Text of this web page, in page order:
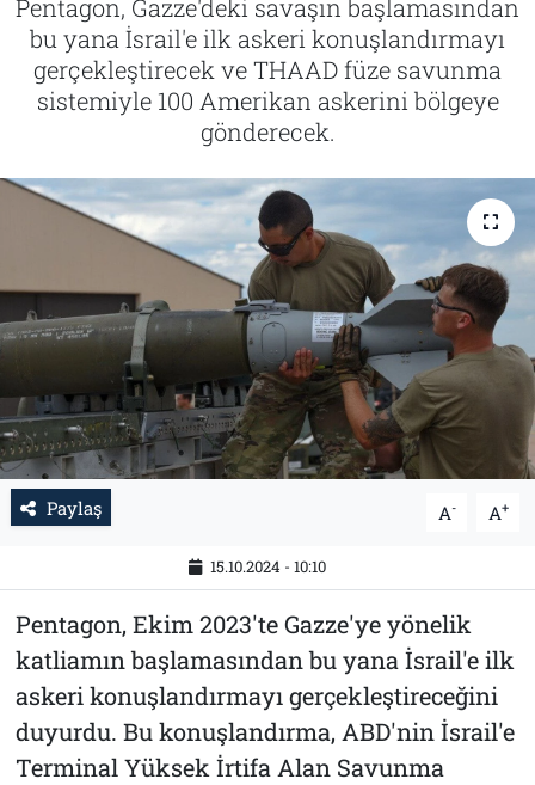
Pentagon, Gazze'deki savaşın başlamasından
bu yana İsrail'e ilk askeri konuşlandırmayı
gerçekleştirecek ve THAAD füze savunma
sistemiyle 100 Amerikan askerini bölgeye
gönderecek.
Paylaş A- A+
15.10.2024 - 10:10
Pentagon, Ekim 2023'te Gazze'ye yönelik
katliamın başlamasından bu yana İsrail'e ilk
askeri konuşlandırmayı gerçekleştireceğini
duyurdu. Bu konuşlandırma, ABD'nin İsrail'e
Terminal Yüksek İrtifa Alan Savunma
Tarih
İletişim
Künye